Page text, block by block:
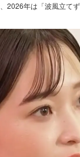
2026年は「波風立て